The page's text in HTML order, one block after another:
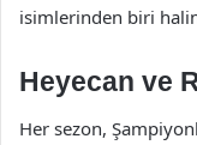
isimlerinden biri
Heyecan ve
Her sezon,